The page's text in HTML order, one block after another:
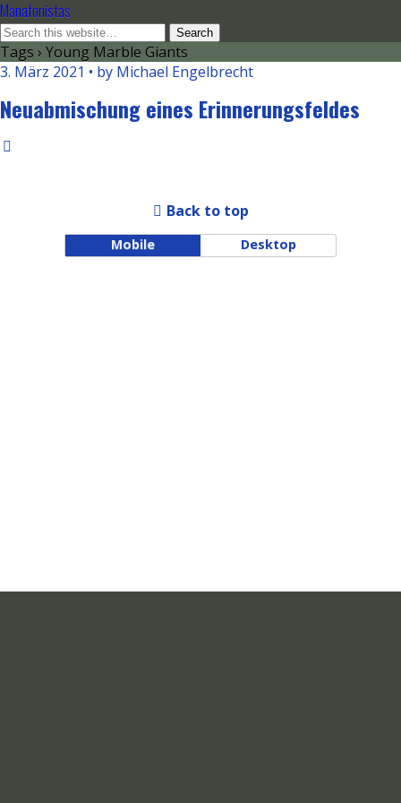
Manafonistas
Tags › Young Marble Giants
3. März 2021 • by Michael Engelbrecht
Neuabmischung eines Erinnerungsfeldes
Back to top
Mobile Desktop